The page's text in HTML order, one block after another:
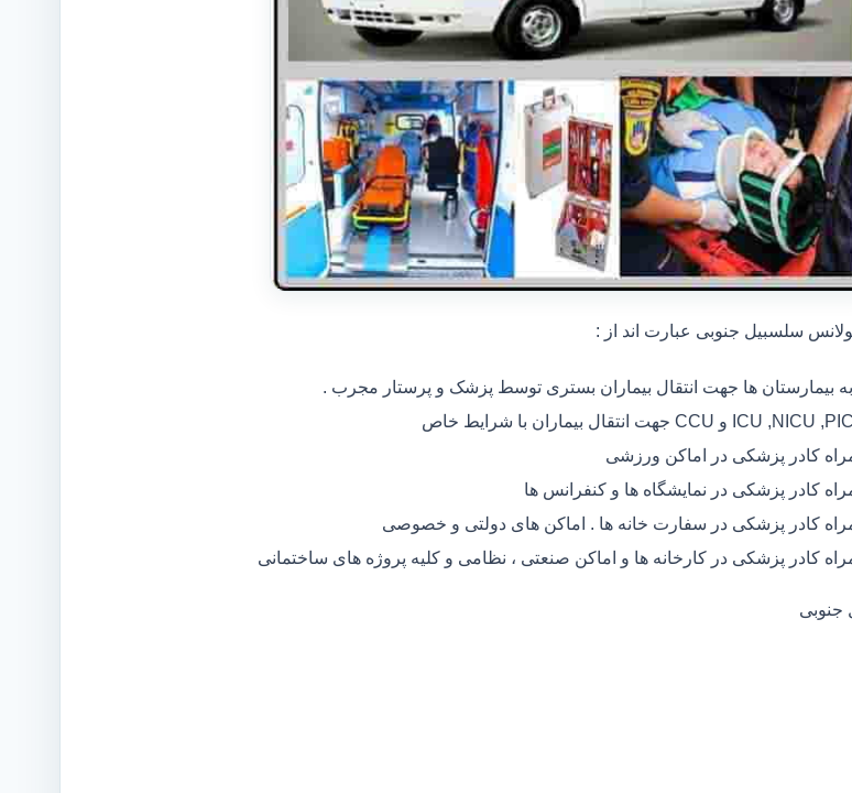
سلسبیل جنوبی عبارت اند از :
به بیمارستان ها جهت انتقال بیماران بستری توسط پزشک و پرستار مجرب .
کادر پزشکی در اماکن ورزشی
کادر پزشکی در نمایشگاه ها و کنفرانس ها
کادر پزشکی در سفارت خانه ها . اماکن های دولتی و خصوصی
کادر پزشکی در کارخانه ها و اماکن صنعتی ، نظامی و کلیه پروژه های ساختمانی
جنوبی